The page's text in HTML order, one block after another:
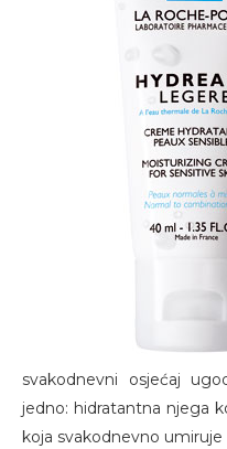
svakodnevni osjećaj
jedno: hidratantna njega
koja svakodnevno